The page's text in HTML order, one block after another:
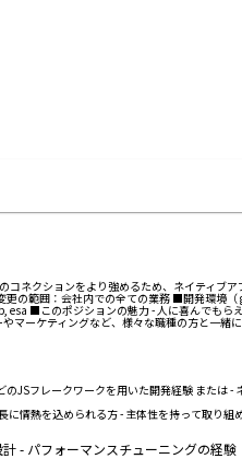
ネクションをより強めるため、ネイティ
の範囲：会社内での全ての業務 ■開発環
■このポジションの魅力 - 人に喜んでもら
ーケティングなど、様々な職種の方と一
JSフレークワークを用いた開発経験 または -
情熱を込められる方 - 主体性を持って取り組
- パフォーマンスチューニングの経験